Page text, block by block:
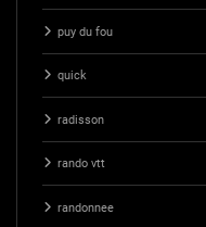
puy du fou
quick
radisson
rando vtt
randonnee